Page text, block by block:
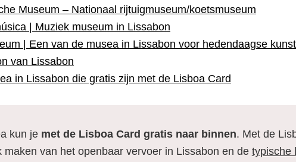
Museum – Nationaal rijtuigmuseum/koetsmuseum
| Muziek museum in Lissabon
| Een van de musea in Lissabon voor hedendaagse kunst
van Lissabon
in Lissabon die gratis zijn met de Lisboa Card
kun je met de Lisboa Card gratis naar binnen. Met de
van het openbaar vervoer in Lissabon en de typische